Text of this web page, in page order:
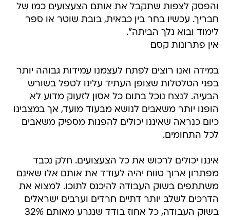
והפסק לצפות שתקבל את אותם הצעצועים כמו של
חבריך. עכשיו בחר בין כבאית, בובת שוטר או ספר
לימוד ובוא נלך הביתה".
אין פתרונות קסם
במידה ואנו רוצים לפתח לעצמנו עמידות גבוהה יותר
בפני הטלטלות שצופן העתיד עלינו לטפל בשורש
הבעיה. לנצח נוכל בתום כל אסון לזעוק מדוע לא
הופנו יותר משאבים לנושא מבעוד מועד, אך במצבינו
כיום כנראה שאיננו יכולים להפנות מספיק משאבים
לכל התחומים.
איננו יכולים לרכוש את כל הצעצועים. חלק נכבד
מפתרון ארוך טווח יהיה לעודד את אותם אלו שאינם
משתתפים בשוק העבודה להיכנס לתוכו. למצוא את
הדרכים לשלב יותר דתיים חרדים וערבים ישראלים
בשוק העבודה, כל אחוז בודד שנגרע מאותם 32%